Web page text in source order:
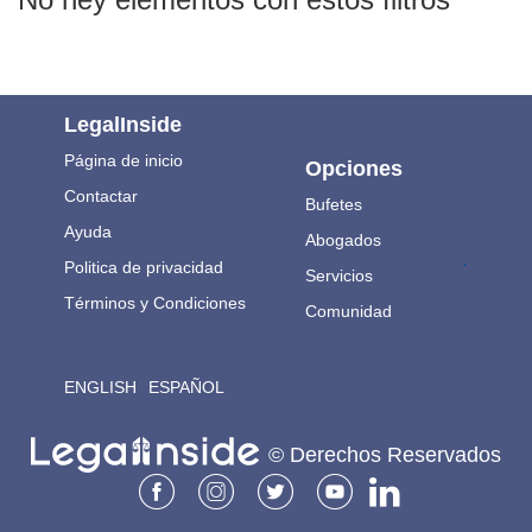
LegalInside
Página de inicio
Contactar
Ayuda
Politica de privacidad
Términos y Condiciones
ENGLISH ESPAÑOL
Opciones
Bufetes
Abogados
Servicios
Comunidad
.
© Derechos Reservados